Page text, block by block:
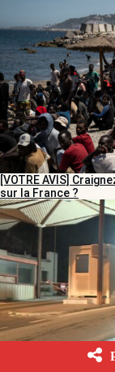
[VOTRE AVIS]
sur la France ?